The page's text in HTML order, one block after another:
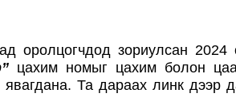
оролцогчдод зориулсан 2024
цахим номыг цахим болон
Та дараах линк дээр